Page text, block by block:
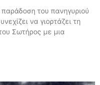
του πανηγυριού
να γιορτάζει τη
Σωτήρος με μια